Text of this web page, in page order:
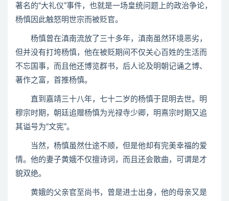
著名的“大礼仪”事件，也就是一场皇统问题上的政治争论，
杨慎因此触怒明世宗而被贬官。
杨慎曾在滇南流放了三十多年，滇南虽然环境恶劣，
但并没有打垮杨慎，他在被贬期间不仅关心百姓的生活而
不忘国事，而且他还博览群书，后人论及明朝记诵之博、
著作之富，首推杨慎。
直到嘉靖三十八年，七十二岁的杨慎于昆明去世。明
穆宗时期，朝廷追赠杨慎为光禄寺少卿，明熹宗时期又追
其谥号为“文宪”。
当然，杨慎虽然仕途不顺，但是他却有完美幸福的爱
情。他的妻子黄娥不仅擅诗词，而且还会散曲，可谓是才
貌双绝。
黄娥的父亲官至尚书，曾是进士出身，他的母亲又是